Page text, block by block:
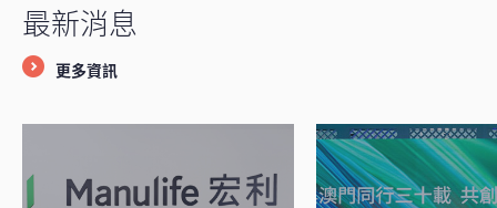
最新消息
更多資訊